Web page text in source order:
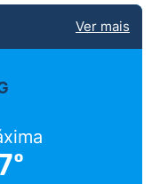
Ver mais